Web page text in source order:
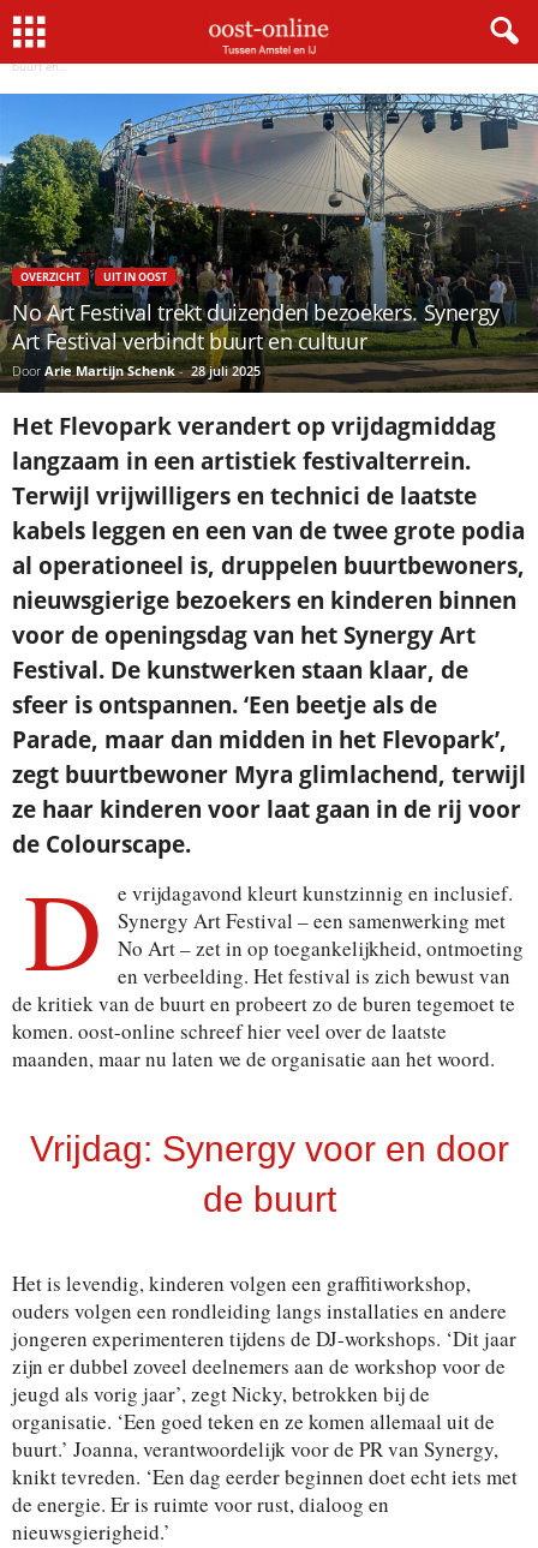
Home
No Art Festival trekt duizenden bezoekers. Synergy Art Festival verbindt
buurt en...
OVERZICHT UIT IN OOST
No Art Festival trekt duizenden bezoekers. Synergy
Art Festival verbindt buurt en cultuur
Door Arie Martijn Schenk- 28 juli 2025
Het Flevopark verandert op vrijdagmiddag
langzaam in een artistiek festivalterrein.
Terwijl vrijwilligers en technici de laatste
kabels leggen en een van de twee grote podia
al operationeel is, druppelen buurtbewoners,
nieuwsgierige bezoekers en kinderen binnen
voor de openingsdag van het Synergy Art
Festival. De kunstwerken staan klaar, de
sfeer is ontspannen. ‘Een beetje als de
Parade, maar dan midden in het Flevopark’,
zegt buurtbewoner Myra glimlachend, terwijl
ze haar kinderen voor laat gaan in de rij voor
de Colourscape.
D
e vrijdagavond kleurt kunstzinnig en inclusief.
Synergy Art Festival – een samenwerking met
No Art – zet in op toegankelijkheid, ontmoeting
en verbeelding. Het festival is zich bewust van
de kritiek van de buurt en probeert zo de buren tegemoet te
komen. oost-online schreef hier veel over de laatste
maanden, maar nu laten we de organisatie aan het woord.
Vrijdag: Synergy voor en door
de buurt
Het is levendig, kinderen volgen een graffitiworkshop,
ouders volgen een rondleiding langs installaties en andere
jongeren experimenteren tijdens de DJ-workshops. ‘Dit jaar
zijn er dubbel zoveel deelnemers aan de workshop voor de
jeugd als vorig jaar’, zegt Nicky, betrokken bij de
organisatie. ‘Een goed teken en ze komen allemaal uit de
buurt.’ Joanna, verantwoordelijk voor de PR van Synergy,
knikt tevreden. ‘Een dag eerder beginnen doet echt iets met
de energie. Er is ruimte voor rust, dialoog en
nieuwsgierigheid.’
×
Gratis NieuwsMail
VOORNAAM
E-MAIL
Met de inschrijving accepteer ik de
Je ontvangt een bevestiging in je mailbox.